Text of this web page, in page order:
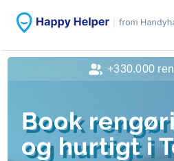
Book
og hurtigt i
+330.000